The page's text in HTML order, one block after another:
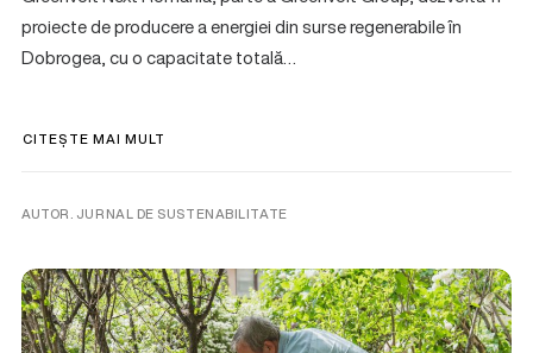
proiecte de producere a energiei din surse regenerabile în
Dobrogea, cu o capacitate totală…
CITEȘTE MAI MULT
AUTOR. JURNAL DE SUSTENABILITATE